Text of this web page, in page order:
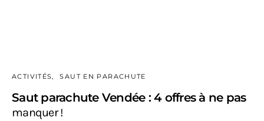
ACTIVITÉS SAUT EN PARACHUTE
Saut parachute Vendée : 4 offres à ne pas
manquer !